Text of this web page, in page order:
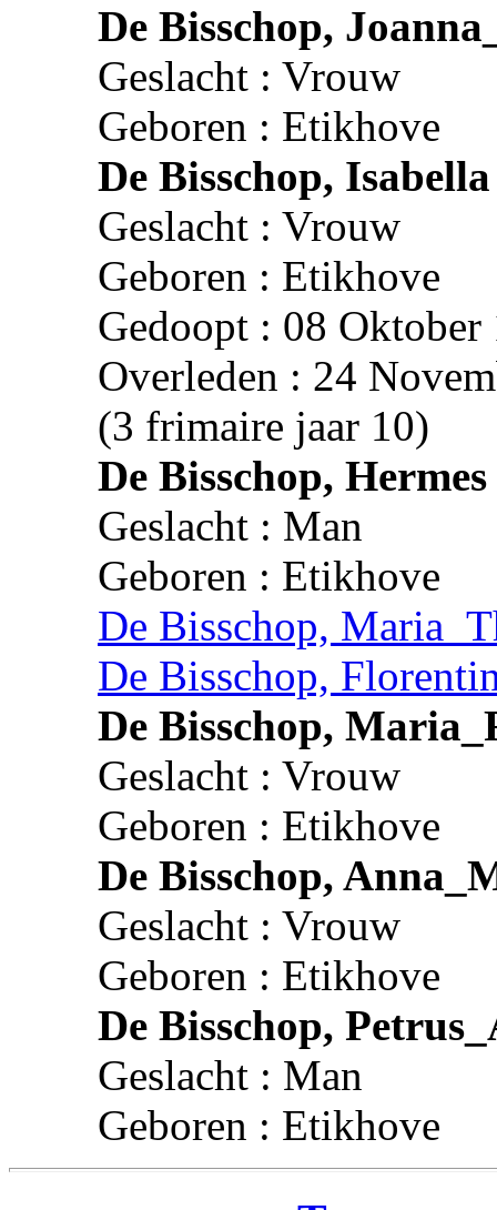
De Bisschop,
Geslacht : Vrouw
Geboren : Etikhove
De Bisschop, Isabella
Geslacht : Vrouw
Geboren : Etikhove
Gedoopt : 08
Overleden : 24
(3 frimaire jaar 10)
De Bisschop, Hermes
Geslacht : Man
Geboren : Etikhove
De Bisschop,
De Bisschop,
De Bisschop,
Geslacht : Vrouw
Geboren : Etikhove
De Bisschop,
Geslacht : Vrouw
Geboren : Etikhove
De Bisschop,
Geslacht : Man
Geboren : Etikhove